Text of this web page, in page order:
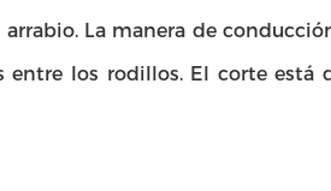
La manera de
entre los rodillos. El corte está